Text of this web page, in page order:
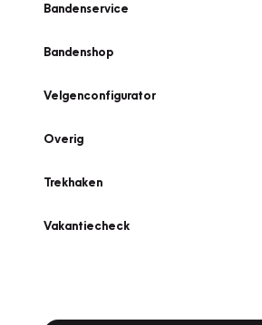
Bandenservice
Bandenshop
Velgenconfigurator
Overig
Trekhaken
Vakantiecheck